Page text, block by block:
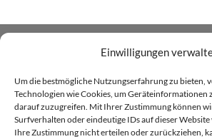
Einwilligungen
Um die bestmögliche Nutzungserfahrung zu bieten,
Technologien wie Cookies, um Geräteinformationen
darauf zuzugreifen. Mit Ihrer Zustimmung können
Surfverhalten oder eindeutige IDs auf dieser
Ihre Zustimmung nicht erteilen oder zurückziehen,
Xenial GmbH betreibt den Heim- und
Onlineshop xenial.ch für
Sprayfarben. Wir sind in Küssnacht am